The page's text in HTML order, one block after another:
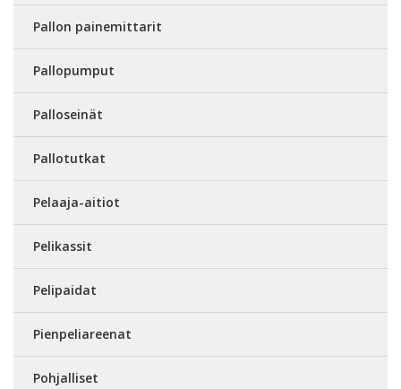
Pallon painemittarit
Pallopumput
Palloseinät
Pallotutkat
Pelaaja-aitiot
Pelikassit
Pelipaidat
Pienpeliareenat
Pohjalliset